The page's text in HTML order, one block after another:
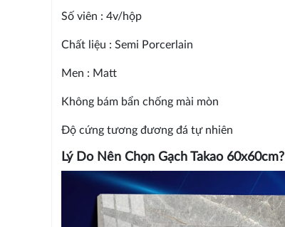
Số viên : 4v/hộp
Chất liệu : Semi Porcerlain
Men : Matt
Không bám bẩn chống mài mòn
Độ cứng tương đương đá tự nhiên
Lý Do Nên Chọn Gạch Takao 60x60cm?